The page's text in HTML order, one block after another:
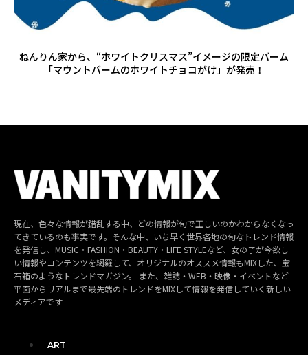
ねんりん家から、“ホワイトクリスマス”イメージの限定バーム
「マウントバームのホワイトチョコがけ」が発売！
現在、色々な情報が錯乱する中、どの情報が旬で正しいのかわからなくなっ
てきているのも事実です。そんな中、いち早く世界各地の旬なトレンド情報
を発信し、MUSIC・FASHION・BEAUTY・LIFE STYLEなど、女の子が今欲し
い情報やコンテンツを網羅して、オリジナルのオススメ情報もMIXした、宝
石箱のようなトレンドマガジン。 また、雑誌・WEB・映像・イベントなど
平面からリアルまで最先端のトレンドをMIXして情報を発信していく新しい
メディアです
ART